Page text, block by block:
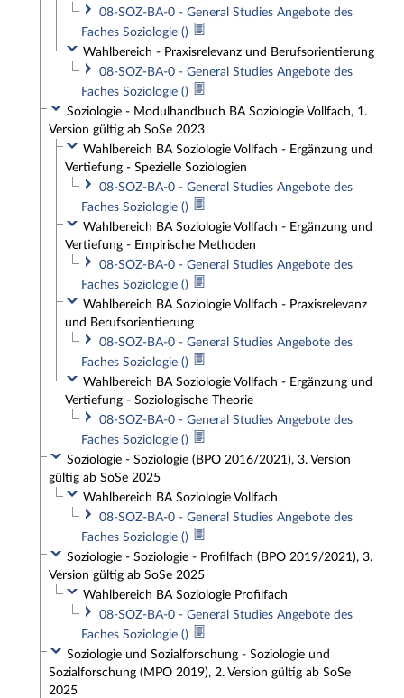
08-SOZ-BA-0 - General Studies Angebote des
Faches Soziologie ()
Wahlbereich - Praxisrelevanz und Berufsorientierung
08-SOZ-BA-0 - General Studies Angebote des
Faches Soziologie ()
Soziologie - Modulhandbuch BA Soziologie Vollfach, 1.
Version gültig ab SoSe 2023
Wahlbereich BA Soziologie Vollfach - Ergänzung und
Vertiefung - Spezielle Soziologien
08-SOZ-BA-0 - General Studies Angebote des
Faches Soziologie ()
Wahlbereich BA Soziologie Vollfach - Ergänzung und
Vertiefung - Empirische Methoden
08-SOZ-BA-0 - General Studies Angebote des
Faches Soziologie ()
Wahlbereich BA Soziologie Vollfach - Praxisrelevanz
und Berufsorientierung
08-SOZ-BA-0 - General Studies Angebote des
Faches Soziologie ()
Wahlbereich BA Soziologie Vollfach - Ergänzung und
Vertiefung - Soziologische Theorie
08-SOZ-BA-0 - General Studies Angebote des
Faches Soziologie ()
Soziologie - Soziologie (BPO 2016/2021), 3. Version
gültig ab SoSe 2025
Wahlbereich BA Soziologie Vollfach
08-SOZ-BA-0 - General Studies Angebote des
Faches Soziologie ()
Soziologie - Soziologie - Profilfach (BPO 2019/2021), 3.
Version gültig ab SoSe 2025
Wahlbereich BA Soziologie Profilfach
08-SOZ-BA-0 - General Studies Angebote des
Faches Soziologie ()
Soziologie und Sozialforschung - Soziologie und
Sozialforschung (MPO 2019), 2. Version gültig ab SoSe
2025